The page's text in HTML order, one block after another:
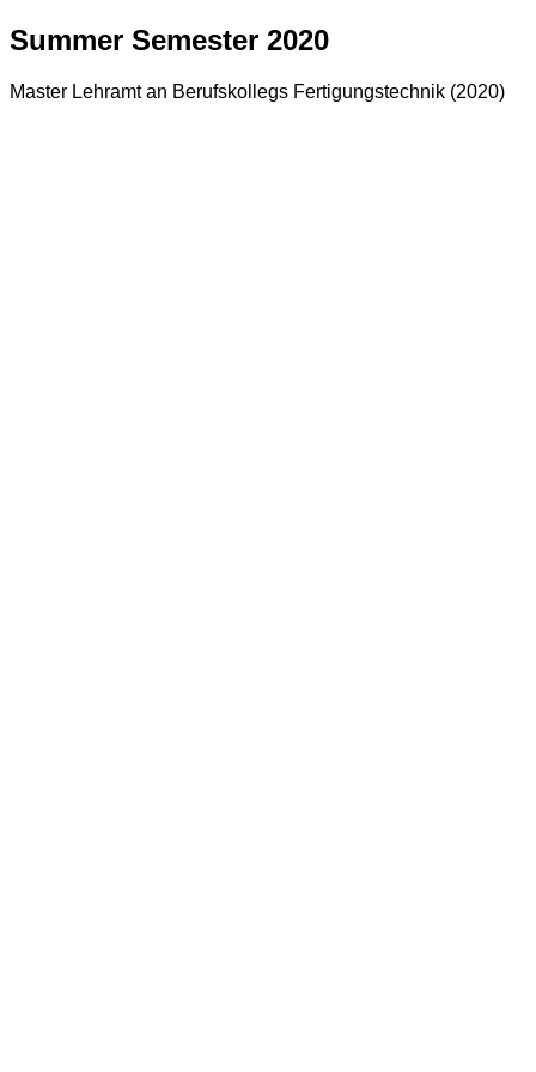
Summer Semester 2020
Master Lehramt an Berufskollegs Fertigungstechnik (2020)